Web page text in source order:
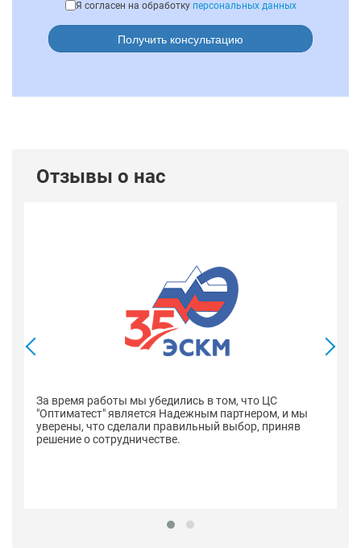
Я согласен на обработку персональных данных
Получить консультацию
Отзывы о нас
За время работы мы убедились в том, что ЦС
"Оптиматест" является Надежным партнером, и мы
уверены, что сделали правильный выбор, приняв
решение о сотрудничестве.